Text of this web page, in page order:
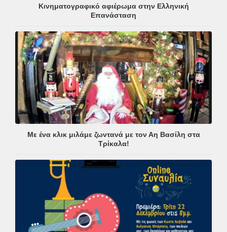
Κινηματογραφικό αφιέρωμα στην Ελληνική
Επανάσταση
Με ένα κλικ μιλάμε ζωντανά με τον Αη Βασίλη στα
Τρίκαλα!